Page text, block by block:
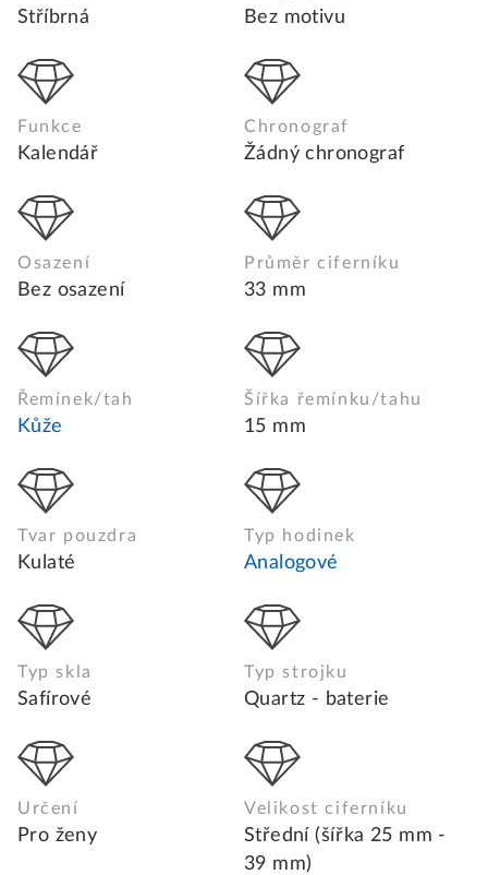
Stříbrná Bez motivu
Funkce
Kalendář
Chronograf
Žádný chronograf
Osazení
Bez osazení
Průměr ciferníku
33 mm
Řemínek/tah
Kůže
Šířka řemínku/tahu
15 mm
Tvar pouzdra
Kulaté
Typ hodinek
Analogové
Typ skla
Safírové
Typ strojku
Quartz - baterie
Určení
Pro ženy
Velikost ciferníku
Střední (šířka 25 mm -
39 mm)